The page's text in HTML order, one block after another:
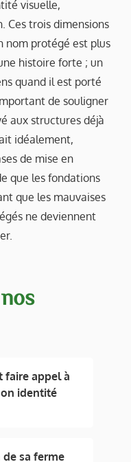
visuelle,
Ces trois dimensions
nom protégé est plus
histoire forte ; un
quand il est porté
de souligner
aux structures déjà
idéalement,
de mise en
que les fondations
que les mauvaises
ne deviennent
faire appel à
identité
sa ferme